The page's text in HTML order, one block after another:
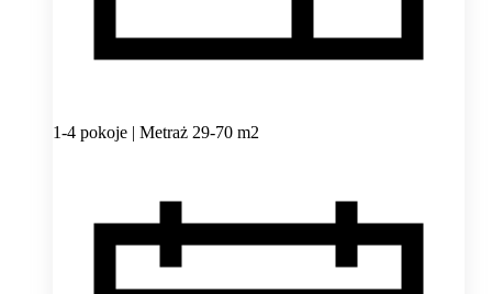
1-4 pokoje | Metraż 29-70 m2